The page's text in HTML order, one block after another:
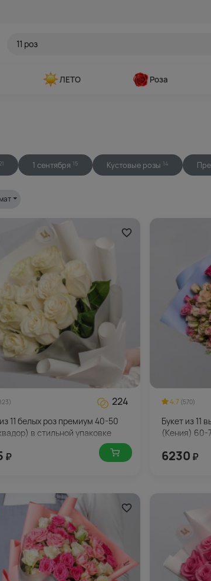
ЛЕТО Роза
1 сентября 15 Кустовые розы 14
224
11 белых роз премиум 40-50
в стильной упаковке
₽
4.7 (570)
Букет из 11
(Кения) 60-
6230 ₽